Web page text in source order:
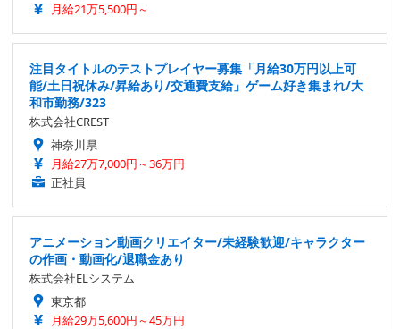
月給21万5,500円～
注目タイトルのテストプレイヤー募集「月給30万円以上可
能/土日祝休み/昇給あり/交通費支給」ゲーム好き集まれ/大
和市勤務/323
株式会社CREST
神奈川県
月給27万7,000円～36万円
正社員
アニメーション動画クリエイター/未経験歓迎/キャラクター
の作画・動画化/退職金あり
株式会社ELシステム
東京都
月給29万5,600円～45万円